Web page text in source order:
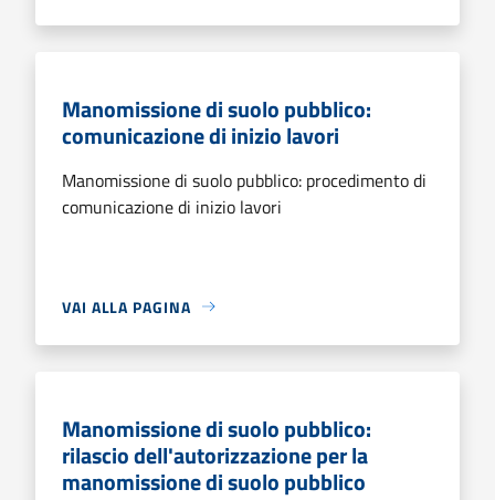
Manomissione di suolo pubblico:
comunicazione di inizio lavori
Manomissione di suolo pubblico: procedimento di
comunicazione di inizio lavori
VAI ALLA PAGINA
Manomissione di suolo pubblico:
rilascio dell'autorizzazione per la
manomissione di suolo pubblico